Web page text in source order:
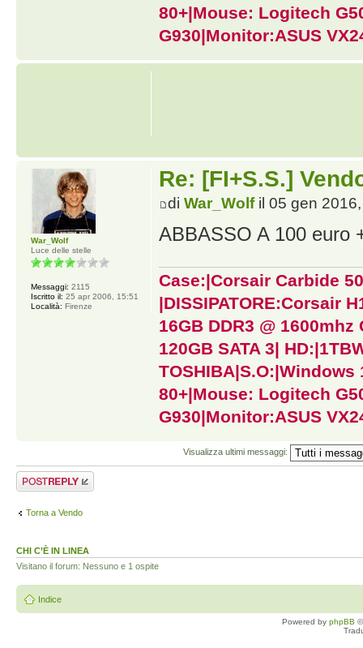
80+|Mouse: Logitech
G930|Monitor:ASUS
Re: [FI+S.S.]
di War_Wolfil 05 gen
ABBASSO A 100 euro
Case:|Corsair Carbide
|DISSIPATORE:Corsair
16GB DDR3 @
120GB SATA 3|
TOSHIBA|S.O:|Windows
80+|Mouse: Logitech
G930|Monitor:ASUS
War_Wolf
Luce delle stelle
Messaggi: 2115
Iscritto il: 25 apr 2006, 15:51
Località: Firenze
Visualizza ultimi messaggi:
Rispondi al
messaggio
Torna a Vendo
CHI C’È IN LINEA
Visitano il forum: Nessuno e 1 ospite
Indice
Powered by phpBB